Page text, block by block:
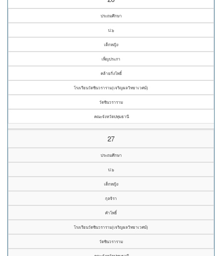
ประถมศึกษา
ป.๖
เด็กหญิง
เพ็ญประภา
คล้ายกิ่งโพธิ์
โรงเรียนวัดชินวราราม(เจริญผลวิทยาเวศม์)
วัดชินวราราม
คณะจังหวัดปทุมธานี
27
ประถมศึกษา
ป.๖
เด็กหญิง
กุลจิรา
คำโพธิ์
โรงเรียนวัดชินวราราม(เจริญผลวิทยาเวศม์)
วัดชินวราราม